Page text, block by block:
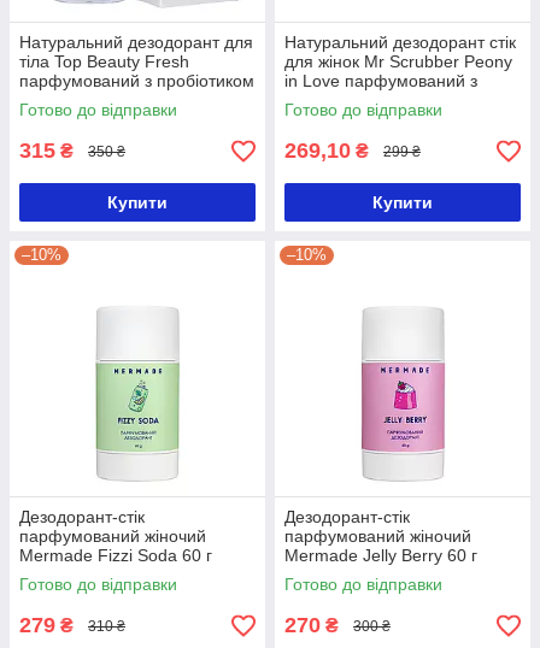
Натуральний дезодорант для
тіла Top Beauty Fresh
парфумований з пробіотиком
Готово до відправки
315 ₴ 350 ₴
Купити
Натуральний дезодорант стік
для жінок Mr Scrubber Peony
in Love парфумований з
ароматом півонії
Готово до відправки
269,10 ₴ 299 ₴
Купити
–10%
Дезодорант-стік
парфумований жіночий
Mermade Fizzi Soda 60 г
Готово до відправки
279 ₴ 310 ₴
–10%
Дезодорант-стік
парфумований жіночий
Mermade Jelly Berry 60 г
Готово до відправки
270 ₴ 300 ₴